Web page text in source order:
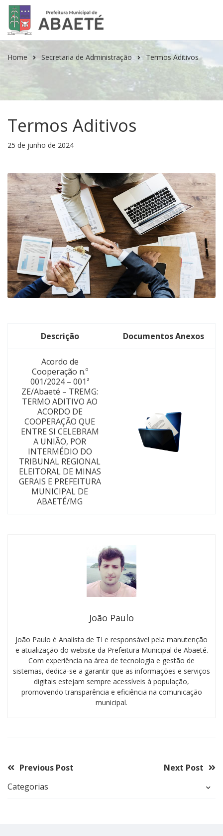
Home Secretaria de Administração Termos Aditivos
Termos Aditivos
25 de junho de 2024
Descrição Documentos Anexos
Acordo de
Cooperação n.º
001/2024 – 001ª
ZE/Abaeté – TREMG:
TERMO ADITIVO AO
ACORDO DE
COOPERAÇÃO QUE
ENTRE SI CELEBRAM
A UNIÃO, POR
INTERMÉDIO DO
TRIBUNAL REGIONAL
ELEITORAL DE MINAS
GERAIS E PREFEITURA
MUNICIPAL DE
ABAETÉ/MG
João Paulo
João Paulo é Analista de TI e responsável pela manutenção
e atualização do website da Prefeitura Municipal de Abaeté.
Com experiência na área de tecnologia e gestão de
sistemas, dedica-se a garantir que as informações e serviços
digitais estejam sempre acessíveis à população,
promovendo transparência e eficiência na comunicação
municipal.
Previous Post
Next Post
Categorias